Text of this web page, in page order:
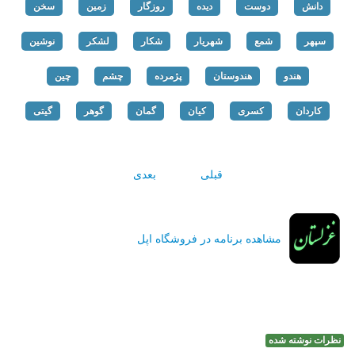
دانش دوست دیده روزگار زمین سخن
سپهر شمع شهریار شکار لشکر نوشین
هندو هندوستان پژمرده چشم چین
کاردان کسری کیان گمان گوهر گیتی
قبلی بعدی
مشاهده برنامه در فروشگاه اپل
نظرات نوشته شده